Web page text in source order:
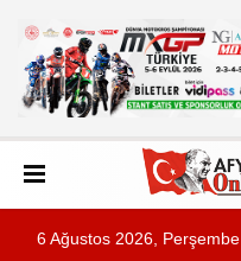
6 Ağustos 2026, Perşembe